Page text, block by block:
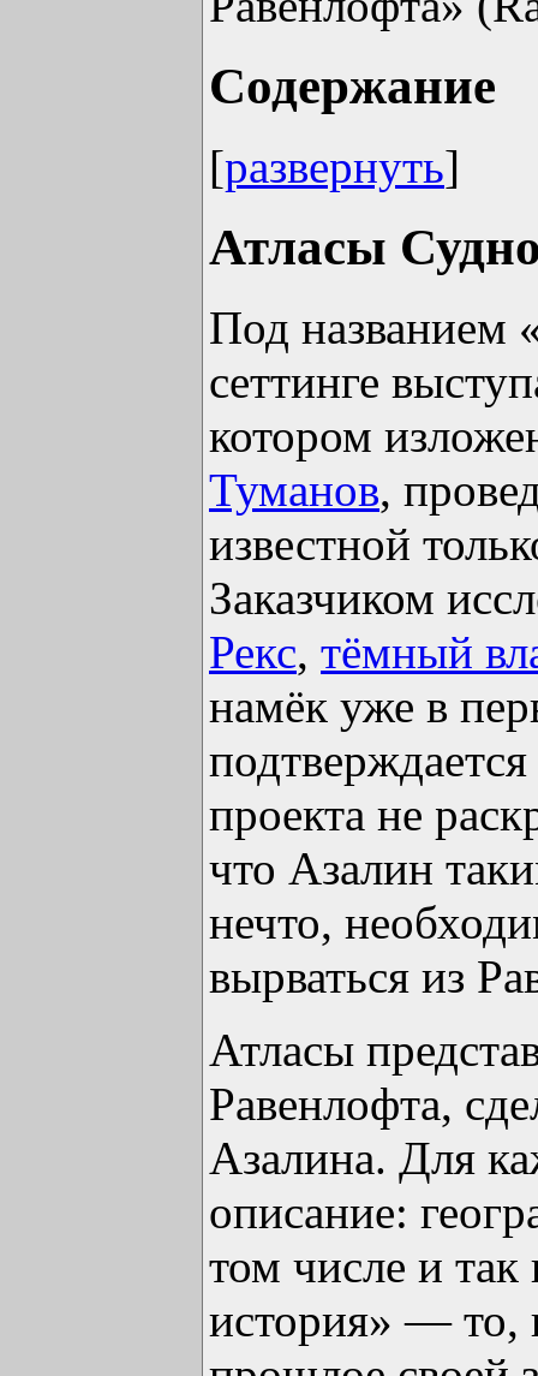
Содержание
[развернуть]
Атласы
Под названием
сеттинге
котором
Туманов,
известной
Заказчиком
Рекс, тёмный
намёк уже в
проекта не
что Азалин
нечто,
вырваться из
Атласы
Равенлофта,
Азалина. Для
описание:
том числе и
история» — то,